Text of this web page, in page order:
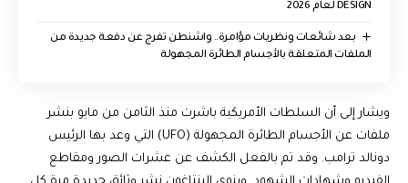
DESIGN لعام 2026
بعد شائعات ونظريات مؤامرة.. واشنطن تفرج عن دفعة جديدة من
الملفات المتعلقة بالأجسام الطائرة المجهولة
ويشار إلى أن السلطات الأمريكية باشرت منذ الثامن من مايو بنشر
ملفات عن الأجسام الطائرة المجهولة (UFO) التي وعد بها الرئيس
دونالد ترامب. وقد تم بالفعل الكشف عن عشرات الصور ومقاطع